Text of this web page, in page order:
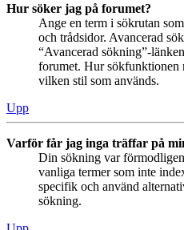
Hur söker jag på forumet?
Ange en term i sökrutan
och trådsidor. Avancerad
“Avancerad sökning”-
forumet. Hur sökfunktionen
vilken stil som används.
Upp
Varför får jag inga träffar på
Din sökning var
vanliga termer som inte
specifik och använd
sökning.